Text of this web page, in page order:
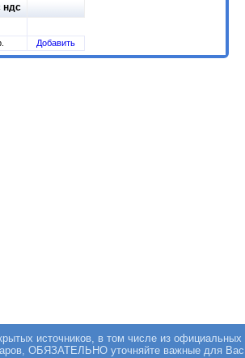
ндс
Добавить
источников, в том числе из
ОБЯЗАТЕЛЬНО уточняйте важные для